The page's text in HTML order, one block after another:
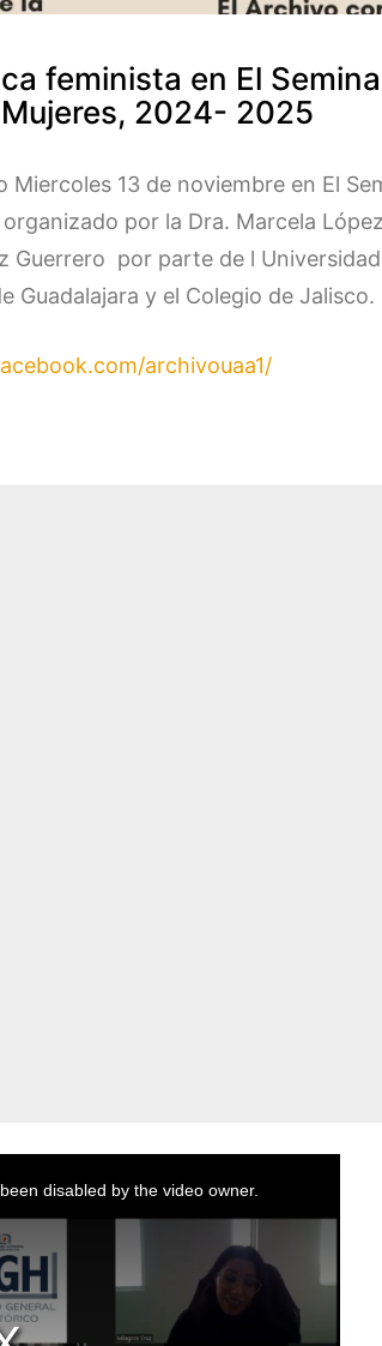
feminista en El
2024- 2025
13 de noviembre en El
por la Dra. Marcela
Guerrero por parte de l
Guadalajara y el Colegio de Jalisco.
archivouaa1/
disabled by the video owner.